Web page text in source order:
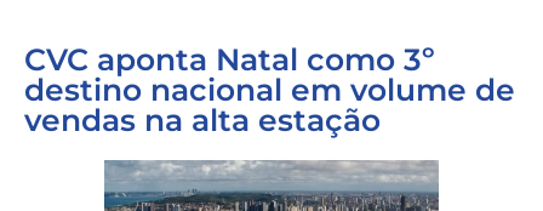
CVC aponta Natal como 3º
destino nacional em volume de
vendas na alta estação